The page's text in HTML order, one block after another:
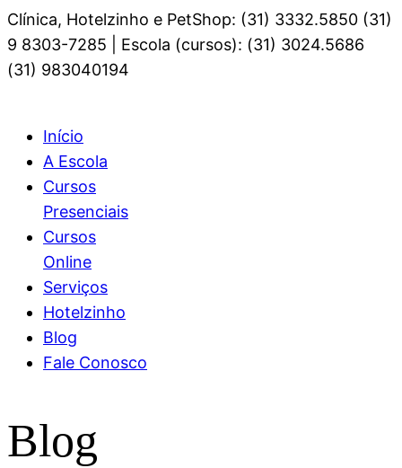
Clínica, Hotelzinho e PetShop: (31) 3332.5850 (31)
9 8303-7285 | Escola (cursos): (31) 3024.5686
(31) 983040194
Início
A Escola
Cursos
Presenciais
Cursos
Online
Serviços
Hotelzinho
Blog
Fale Conosco
Blog